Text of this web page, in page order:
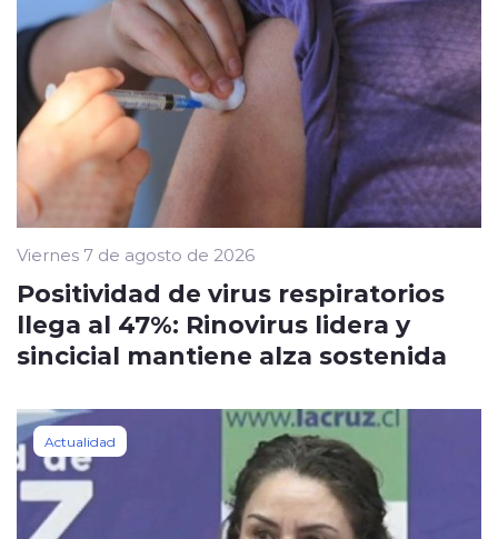
Viernes 7 de agosto de 2026
Positividad de virus respiratorios
llega al 47%: Rinovirus lidera y
sincicial mantiene alza sostenida
Actualidad